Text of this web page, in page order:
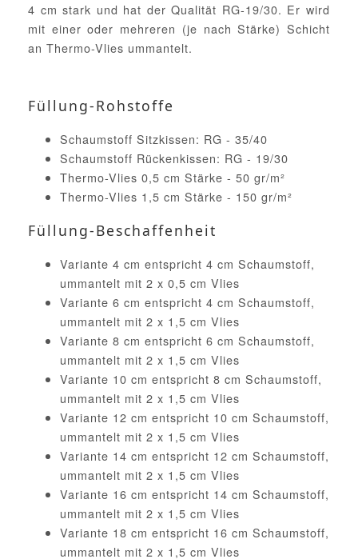
4 cm stark und hat der Qualität RG-19/30. Er wird
mit einer oder mehreren (je nach Stärke) Schicht
an Thermo-Vlies ummantelt.
Füllung-Rohstoffe
Schaumstoff Sitzkissen: RG - 35/40
Schaumstoff Rückenkissen: RG - 19/30
Thermo-Vlies 0,5 cm Stärke - 50 gr/m²
Thermo-Vlies 1,5 cm Stärke - 150 gr/m²
Füllung-Beschaffenheit
Variante 4 cm entspricht 4 cm Schaumstoff,
ummantelt mit 2 x 0,5 cm Vlies
Variante 6 cm entspricht 4 cm Schaumstoff,
ummantelt mit 2 x 1,5 cm Vlies
Variante 8 cm entspricht 6 cm Schaumstoff,
ummantelt mit 2 x 1,5 cm Vlies
Variante 10 cm entspricht 8 cm Schaumstoff,
ummantelt mit 2 x 1,5 cm Vlies
Variante 12 cm entspricht 10 cm Schaumstoff,
ummantelt mit 2 x 1,5 cm Vlies
Variante 14 cm entspricht 12 cm Schaumstoff,
ummantelt mit 2 x 1,5 cm Vlies
Variante 16 cm entspricht 14 cm Schaumstoff,
ummantelt mit 2 x 1,5 cm Vlies
Variante 18 cm entspricht 16 cm Schaumstoff,
ummantelt mit 2 x 1,5 cm Vlies